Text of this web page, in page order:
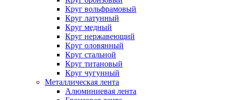
Круг вольфрамовый
Круг латунный
Круг медный
Круг нержавеющий
Круг оловянный
Круг стальной
Круг титановый
Круг чугунный
Металлическая лента
Алюминиевая лента